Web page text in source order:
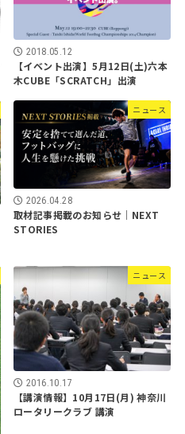
2018.05.12
【イベント出演】5月12日(土)六本
木CUBE「SCRATCH」出演
ニュース
2026.04.28
取材記事掲載のお知らせ｜NEXT
STORIES
ニュース
2016.10.17
【講演情報】10月17日(月) 神奈川
ロータリークラブ 講演